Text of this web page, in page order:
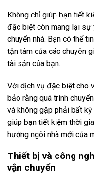
Không chỉ giúp bạn tiết
đặc biệt còn mang lại sự
chuyển nhà. Bạn có thể
tận tâm của các chuyên
tài sản của bạn.
Với dịch vụ đặc biệt cho
bảo rằng quá trình
và không gặp phải bất
giúp bạn tiết kiệm thời
hưởng ngôi nhà mới của
Thiết bị và công
vận chuyển